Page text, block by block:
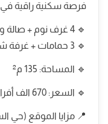
فرصة سكنية راقية
🔹 4 غرف نوم + صالة واسعة + مطبخ
🔹 3 حمامات + غرفة شغالة بدورات مياة خاصة
🔹 المساحة: 135 م²
🔹 السعر: 670 الف أفراغ فوري
📍 مزايا الموقع (حي